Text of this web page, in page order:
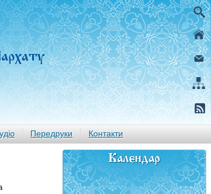
Передруки Контакти
Календар